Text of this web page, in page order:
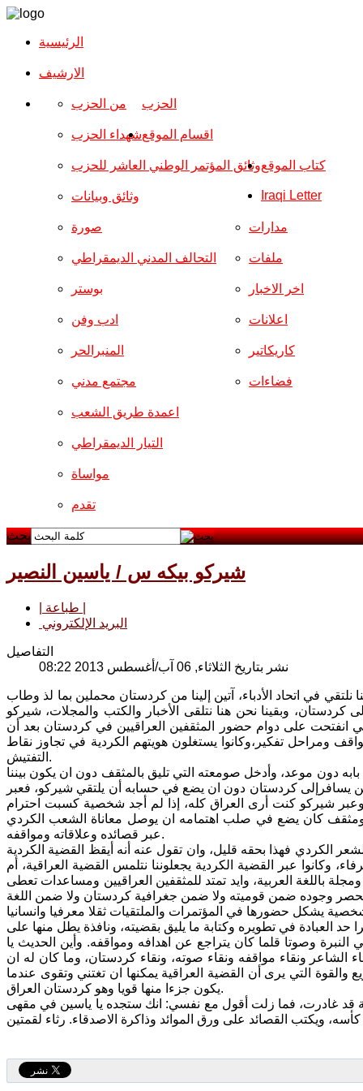
الرئيسية
الارشیف
الحزب من الحزب
شهداء الحزب
وثائق المؤتمر الوطني العاشر للحزب
وثائق وبيانات
اقسام الموقع
صورة
التحالف المدني الديمقراطي
بوستر
ادب وفن
المنبرالحر
مجتمع مدني
مدارات
ملفات
اخر الاخبار
اعلانات
كاريكاتير
فضاءات
اعمدة طريق الشعب
التيار الديمقراطي
مواساة
تقدم
كتاب الموقع
Iraqi Letter
بحث
شيركو بيكه س / ياسين النصير
البريد الإلكتروني
التفاصيل
نشر بتاريخ الثلاثاء, 06 آب/أغسطس 2013 08:22
في اتحاد الأدباء، آتين إلينا من كردستان محملين بما لذ وطاب
وبقينا نحن هنا نتلقى الأخبار والكتب والمجلات، شيركو
انفتحت على دوام حضور المثقفين العراقيين في كردستان بعد أن
ومراحل تفكير،وكانوا يستغلون هويتهم الكردية في تجاوز نقاط
التفتيش.
دون موعد، وأدخل صومعته التي تليق بالمثقف دون ان يكون بيننا
يسافرإلى كردستان دون ان يضع في حسابه أن يلتقي شيركو، فعبر
وعبر شيركو كنت أرى العراق كله، إذا لم أجد شخصية كسبت احترام
ومثقف كان يضع في صلب اهتمامه ان يوصل معاناة الشعب الكردي
عبر قصائده وعلاقاته ومواقفه.
الكردي فهذا بحقه قليل، وان تقول عنه أنه أيقظ القضية الكردية
وكانوا عبر القضية الكردية يجعلوننا نتلمس القضية العراقية، أم
باللغة العربية، وايد تمتد للمثقفين العراقيين ومساعدات تعطى
يحصر وجوده ضمن قوميته ولا ضمن جغرافية كردستان ولا ضمن اللغة
في تطويره وكتابة ما يليق بقضيته، ونافذة يطل منها على
النبرة وصوتا قلما كان يتراجع عن اهدافه ومواقفه. وأين الحديث يا
الشاعر ونقاء مواقفه ونقاء صوته، ونقاء كردستان، وما كان له ان
التي يرى أن القضية العراقية يمكنها ان تغتني وتقوى عندما
يكون جزءا منها قويا وهو كردستان العراق.
قد غادرت، فما زلت أقول مع نفسي: انك ستجده يا ياسين في مقهى
ويكتب القصائد على ورق الموائد وذاكرة الاصدقاء. رثاء لقمتين